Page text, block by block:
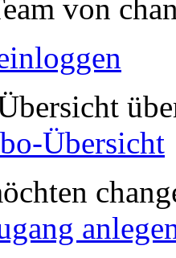
von
Übersicht